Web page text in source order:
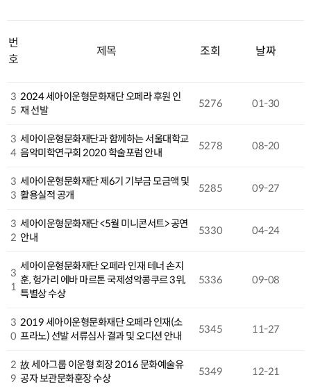
번
호
제목 조회 날짜
3
5
2024 세아이운형문화재단 오페라 후원 인
재 선발
5276 01-30
3
4
세아이운형문화재단과 함께하는 서울대학교
음악미학연구회 2020 학술포럼 안내
5278 08-20
3
3
세아이운형문화재단 제6기 기부금 모금액 및
활용실적 공개
5285 09-27
3
2
세아이운형문화재단 <5월 미니콘서트> 공연
안내
5330 04-24
3
1
세아이운형문화재단 오페라 인재 테너 손지
훈, 헝가리 에바 마르톤 국제성악콩쿠르 3위,
특별상 수상
5336 09-08
3
0
2019 세아이운형문화재단 오페라 인재(소
프라노) 선발 서류심사 결과 및 오디션 안내
5345 11-27
2
9
故 세아그룹 이운형 회장 2016 문화예술유
공자 보관문화훈장 수상
5349 12-21